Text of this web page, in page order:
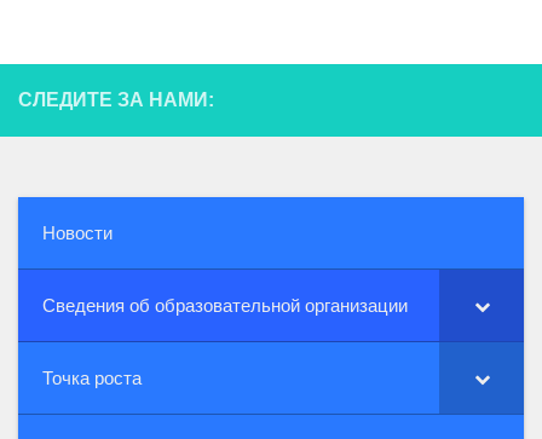
СЛЕДИТЕ ЗА НАМИ:
Новости
Сведения об образовательной организации
Точка роста